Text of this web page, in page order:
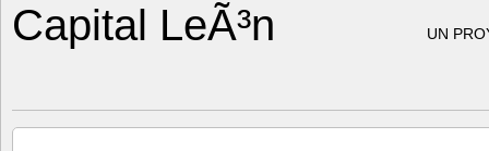
Capital LeÃ³n UN